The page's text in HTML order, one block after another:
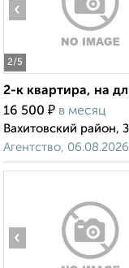
2/5
‹
2-к квартира, на
16 500 ₽ в месяц
Вахитовский район,
Агентство, 06.08.2026
‹